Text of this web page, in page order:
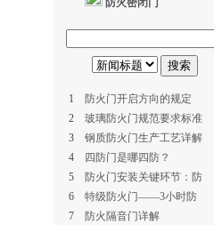
防火密闭门
1
防火门开启方向的规定
2
玻璃防火门规范要求标准
3
钢质防火门生产工艺详解
4
四防门是哪四防？
5
防火门安装关键环节：防
6
特级防火门——3小时防
7
防火隔音门详解